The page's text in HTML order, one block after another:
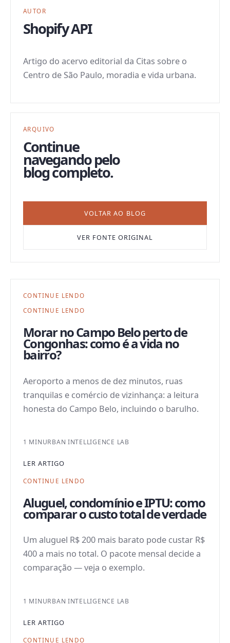
AUTOR
Shopify API
Artigo do acervo editorial da Citas sobre o
Centro de São Paulo, moradia e vida urbana.
ARQUIVO
Continue
navegando pelo
blog completo.
VOLTAR AO BLOG
VER FONTE ORIGINAL
CONTINUE LENDO
CONTINUE LENDO
Morar no Campo Belo perto de
Congonhas: como é a vida no
bairro?
Aeroporto a menos de dez minutos, ruas
tranquilas e comércio de vizinhança: a leitura
honesta do Campo Belo, incluindo o barulho.
1 MINURBAN INTELLIGENCE LAB
LER ARTIGO
CONTINUE LENDO
Aluguel, condomínio e IPTU: como
comparar o custo total de verdade
Um aluguel R$ 200 mais barato pode custar R$
400 a mais no total. O pacote mensal decide a
comparação — veja o exemplo.
1 MINURBAN INTELLIGENCE LAB
LER ARTIGO
CONTINUE LENDO